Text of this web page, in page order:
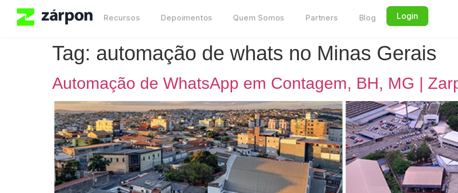
Login
Recursos Depoimentos Quem Somos Partners Blog
Tag: automação de whats no Minas Gerais
Automação de WhatsApp em Contagem, BH, MG |